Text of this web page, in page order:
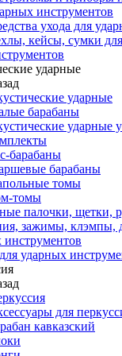
инструментов
ухода для
кейсы, сумки
ударные
ударные
барабаны
ударные
барабаны
барабаны
томы
томы
палочки, щетки,
зажимы, клэмпы,
инструментов
ударных
для
кавказский